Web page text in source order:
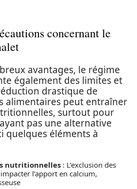
concernant le
avantages, le régime
également des limites et
drastique de
alimentaires peut entraîner
surtout pour
pas une alternative
quelques éléments à
nutritionnelles : L’exclusion des
l’apport en calcium,